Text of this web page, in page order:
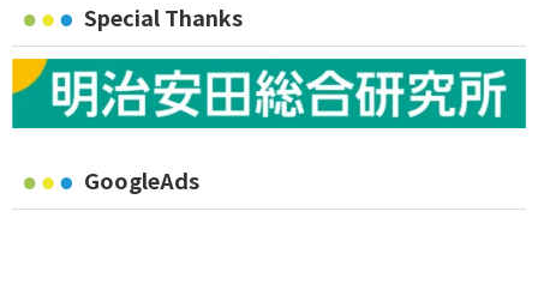
Special Thanks
GoogleAds